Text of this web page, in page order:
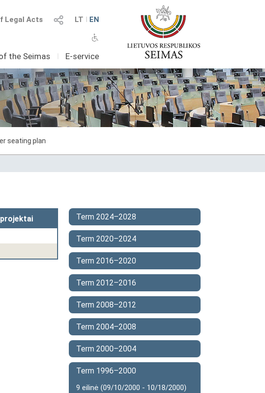
LT I EN
Legal Acts
the Seimas I E-service
seating plan
Term 2024–2028
Term 2020–2024
Term 2016–2020
Term 2012–2016
Term 2008–2012
Term 2004–2008
Term 2000–2004
Term 1996–2000
9 eilinė (09/10/2000 - 10/18/2000)